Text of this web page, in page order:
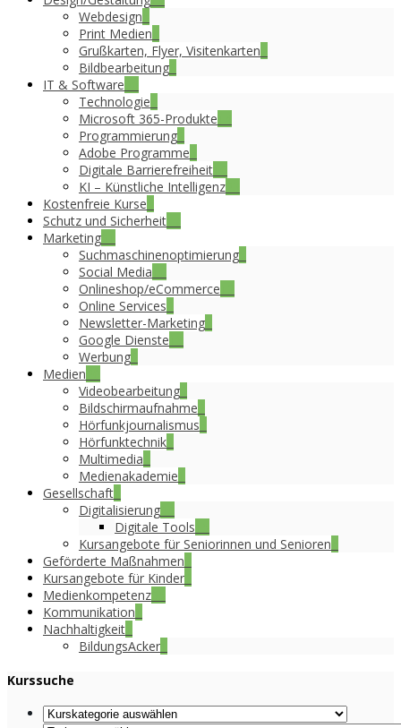
Webdesign
Print Medien
Grußkarten, Flyer, Visitenkarten
Bildbearbeitung
IT & Software
Technologie
Microsoft 365-Produkte
Programmierung
Adobe Programme
Digitale Barrierefreiheit
KI – Künstliche Intelligenz
Kostenfreie Kurse
Schutz und Sicherheit
Marketing
Suchmaschinenoptimierung
Social Media
Onlineshop/eCommerce
Online Services
Newsletter-Marketing
Google Dienste
Werbung
Medien
Videobearbeitung
Bildschirmaufnahme
Hörfunkjournalismus
Hörfunktechnik
Multimedia
Medienakademie
Gesellschaft
Digitalisierung
Digitale Tools
Kursangebote für Seniorinnen und Senioren
Geförderte Maßnahmen
Kursangebote für Kinder
Medienkompetenz
Kommunikation
Nachhaltigkeit
BildungsAcker
Kurssuche